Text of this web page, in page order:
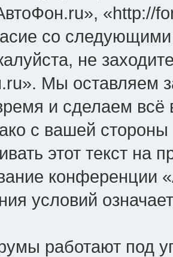
«http://
со
не
Мы оставляем
и сделаем всё
с вашей
этот текст на
конференции
условий
работают под